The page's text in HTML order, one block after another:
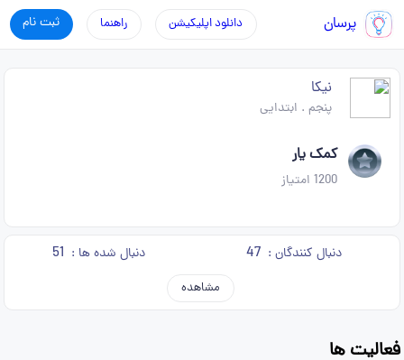
پرسان ثبت نام راهنما دانلود اپلیکیشن
نیکا
پنجم . ابتدایی
کمک یار
1200 امتیاز
دنبال کنندگان : 47 دنبال شده ها : 51
مشاهده
فعالیت ها